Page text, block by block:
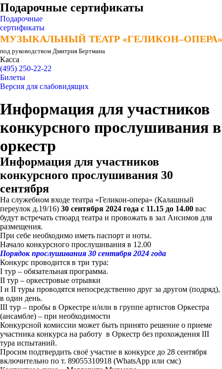
Подарочные сертификаты
Подарочные
сертификаты
МУЗЫКАЛЬНЫЙ ТЕАТР «ГЕЛИКОН–ОПЕРА»
МУЗЫКАЛЬНЫЙ ТЕАТР «ГЕЛИКОН–ОПЕРА»
под руководством Дмитрия Бертмана
Касса
(495) 250-22-22
Билеты
Версия для слабовидящих
Информация для участников
конкурсного прослушивания в
оркестр
Информация для участников
конкурсного прослушивания 30
сентября
На служебном входе театра «Геликон-опера» (Калашный
переулок д.19/16) 30 сентября 2024 года с 11.15 до 14.00 вас
будут встречать стюард театра и провожать в зал Ансимов для
размещения.
При себе необходимо иметь паспорт и ноты.
Начало конкурсного прослушивания в 12.00
Порядок прослушивания 30 сентября 2024 года
Конкурс проводится в три тура:
I тур – обязательная программа.
II тур – оркестровые отрывки
I и II туры проводятся непосредственно друг за другом (подряд),
в один день.
III тур – пробы в Оркестре и/или в группе артистов Оркестра
(ансамбле) – при необходимости
Конкурсной комиссии может быть принято решение о приеме
участника конкурса на работу в Оркестр без прохождения III
тура испытаний.
Просим подтвердить своё участие в конкурсе до 28 сентября
включительно по т. 89055310918 (WhatsApp или смс)